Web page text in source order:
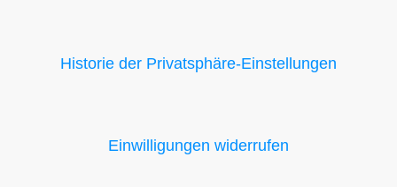
Historie der Privatsphäre-Einstellungen
Einwilligungen widerrufen